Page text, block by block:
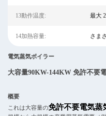
13動作温度: 最大
14加熱容量: さま
電気蒸気ボイラー
大容量90KW-144KW 免許不要
概要
これは大容量の免許不要電気蒸